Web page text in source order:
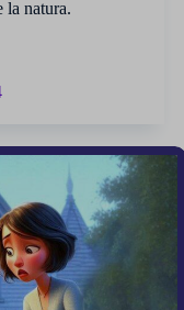
la natura.